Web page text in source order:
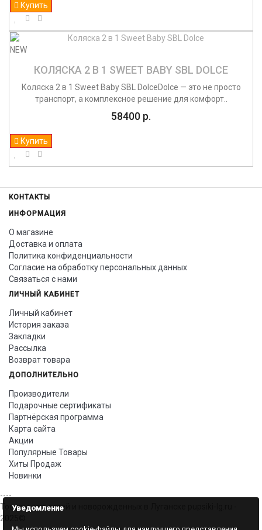
Купить
NEW
КОЛЯСКА 2 В 1 SWEET BABY SBL DOLCE
Коляска 2 в 1 Sweet Baby SBL DolceDolce — это не просто
транспорт, а комплексное решение для комфорт..
58400 р.
Купить
КОНТАКТЫ
ИНФОРМАЦИЯ
О магазине
Доставка и оплата
Политика конфиденциальности
Согласие на обработку персональных данных
Связаться с нами
ЛИЧНЫЙ КАБИНЕТ
Личный кабинет
История заказа
Закладки
Рассылка
Возврат товара
ДОПОЛНИТЕЛЬНО
Производители
Подарочные сертификаты
Партнёрская программа
Карта сайта
Акции
Популярные Товары
Хиты Продаж
Новинки
----
Товары для детей и новорожденных в Луганске pupsiki-lg.ru -
2025©
Уведомление